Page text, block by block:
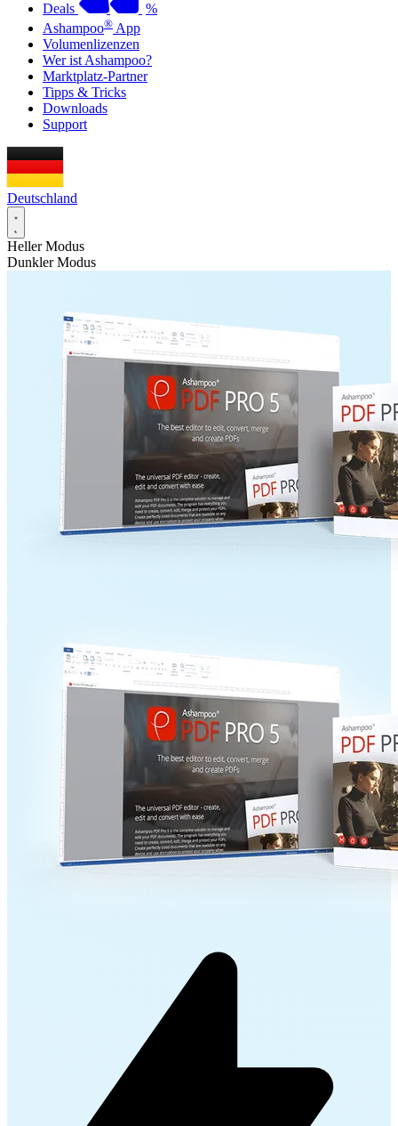
Deals
%
Ashampoo® App
Volumenlizenzen
Wer ist Ashampoo?
Marktplatz-Partner
Tipps & Tricks
Downloads
Support
Deutschland
Heller Modus
Dunkler Modus